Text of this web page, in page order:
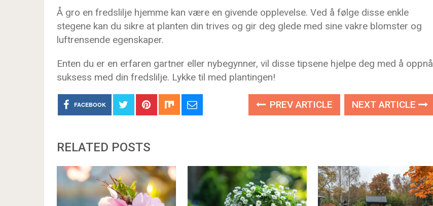
Å gro en fredslilje hjemme kan være en givende opplevelse. Ved å følge disse enkle
stegene kan du sikre at planten din trives og gir deg glede med sine vakre blomster og
luftrensende egenskaper.
Enten du er en erfaren gartner eller nybegynner, vil disse tipsene hjelpe deg med å oppnå
suksess med din fredslilje. Lykke til med plantingen!
FACEBOOK PREV ARTICLE NEXT ARTICLE
RELATED POSTS